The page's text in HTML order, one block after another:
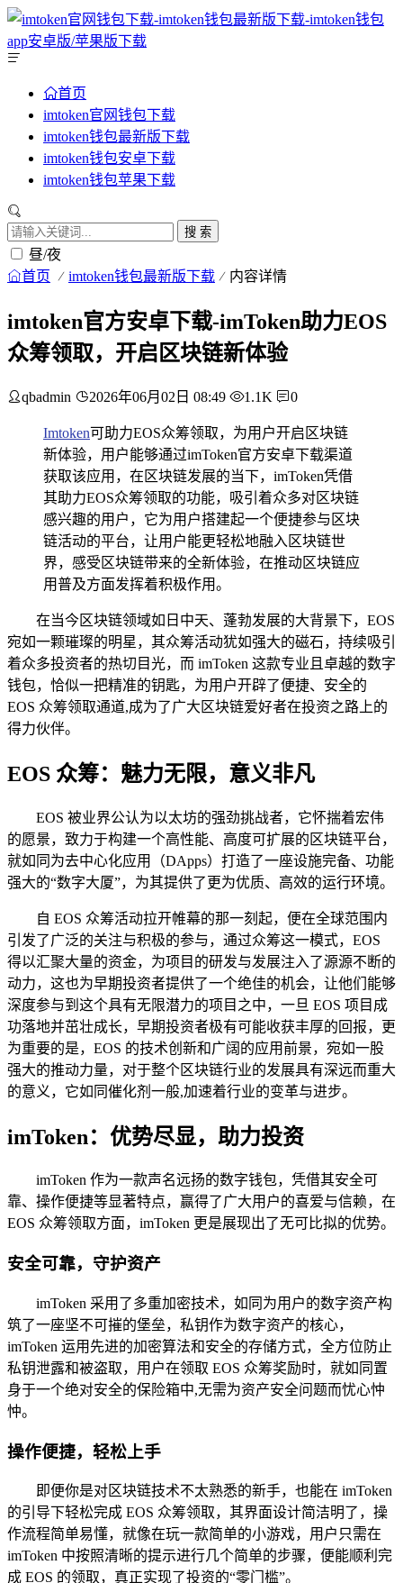
首页
imtoken官网钱包下载
imtoken钱包最新版下载
imtoken钱包安卓下载
imtoken钱包苹果下载
搜 索
昼/夜
首页 imtoken钱包最新版下载 内容详情
imtoken官方安卓下载-imToken助力EOS
众筹领取，开启区块链新体验
qbadmin 2026年06月02日 08:49 1.1K 0
Imtoken可助力EOS众筹领取，为用户开启区块链
新体验，用户能够通过imToken官方安卓下载渠道
获取该应用，在区块链发展的当下，imToken凭借
其助力EOS众筹领取的功能，吸引着众多对区块链
感兴趣的用户，它为用户搭建起一个便捷参与区块
链活动的平台，让用户能更轻松地融入区块链世
界，感受区块链带来的全新体验，在推动区块链应
用普及方面发挥着积极作用。
在当今区块链领域如日中天、蓬勃发展的大背景下，EOS
宛如一颗璀璨的明星，其众筹活动犹如强大的磁石，持续吸引
着众多投资者的热切目光，而 imToken 这款专业且卓越的数字
钱包，恰似一把精准的钥匙，为用户开辟了便捷、安全的
EOS 众筹领取通道,成为了广大区块链爱好者在投资之路上的
得力伙伴。
EOS 众筹：魅力无限，意义非凡
EOS 被业界公认为以太坊的强劲挑战者，它怀揣着宏伟
的愿景，致力于构建一个高性能、高度可扩展的区块链平台，
就如同为去中心化应用（DApps）打造了一座设施完备、功能
强大的“数字大厦”，为其提供了更为优质、高效的运行环境。
自 EOS 众筹活动拉开帷幕的那一刻起，便在全球范围内
引发了广泛的关注与积极的参与，通过众筹这一模式，EOS
得以汇聚大量的资金，为项目的研发与发展注入了源源不断的
动力，这也为早期投资者提供了一个绝佳的机会，让他们能够
深度参与到这个具有无限潜力的项目之中，一旦 EOS 项目成
功落地并茁壮成长，早期投资者极有可能收获丰厚的回报，更
为重要的是，EOS 的技术创新和广阔的应用前景，宛如一股
强大的推动力量，对于整个区块链行业的发展具有深远而重大
的意义，它如同催化剂一般,加速着行业的变革与进步。
imToken：优势尽显，助力投资
imToken 作为一款声名远扬的数字钱包，凭借其安全可
靠、操作便捷等显著特点，赢得了广大用户的喜爱与信赖，在
EOS 众筹领取方面，imToken 更是展现出了无可比拟的优势。
安全可靠，守护资产
imToken 采用了多重加密技术，如同为用户的数字资产构
筑了一座坚不可摧的堡垒，私钥作为数字资产的核心，
imToken 运用先进的加密算法和安全的存储方式，全方位防止
私钥泄露和被盗取，用户在领取 EOS 众筹奖励时，就如同置
身于一个绝对安全的保险箱中,无需为资产安全问题而忧心忡
忡。
操作便捷，轻松上手
即便你是对区块链技术不太熟悉的新手，也能在 imToken
的引导下轻松完成 EOS 众筹领取，其界面设计简洁明了，操
作流程简单易懂，就像在玩一款简单的小游戏，用户只需在
imToken 中按照清晰的提示进行几个简单的步骤，便能顺利完
成 EOS 的领取，真正实现了投资的“零门槛”。